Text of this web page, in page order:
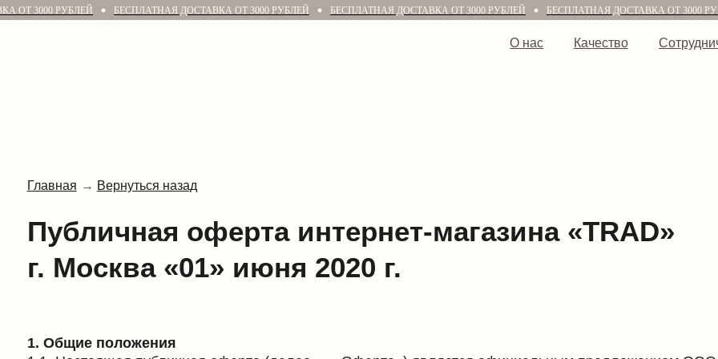
ОТ 3000 РУБЛЕЙ БЕСПЛАТНАЯ ДОСТАВКА ОТ 3000 РУБЛЕЙ БЕСПЛАТНАЯ ДОСТАВКА ОТ 3000 РУБЛЕЙ БЕСПЛАТНАЯ ДОСТАВКА ОТ 3000
Качество Сотрудничество
г. Москва «01» июня 2020 г.
договор купли-продажи товаров дистанционным способом с любым физическим лицом (далее — «Покупатель»)
Оферте.